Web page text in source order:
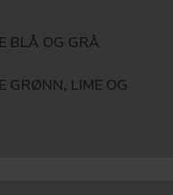
BLÅ OG GRÅ
GRØNN, LIME OG